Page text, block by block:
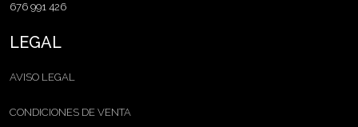
676 991 426
LEGAL
AVISO LEGAL
CONDICIONES DE VENTA